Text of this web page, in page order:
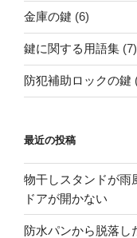
金庫の鍵 (6)
鍵に関する用語集 (7)
防犯補助ロックの鍵
最近の投稿
物干しスタンドが雨
ドアが開かない
防水パンから脱落し